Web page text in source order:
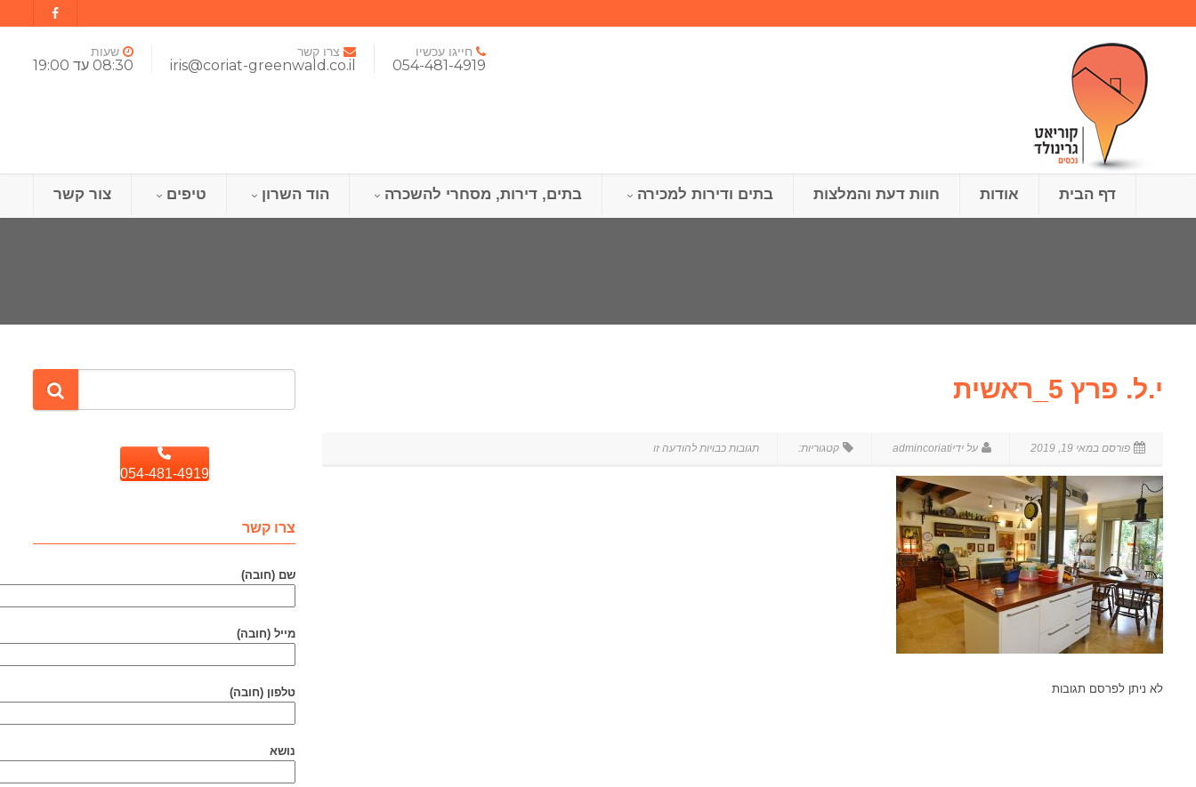
חייגו עכשיו
054-481-4919
צרו קשר
iris@coriat-greenwald.co.il
שעות
08:30 עד 19:00
צור קשר טיפים הוד השרון בתים, דירות, מסחרי להשכרה בתים ודירות למכירה חוות דעת והמלצות אודות דף הבית
י.ל. פרץ 5_ראשית
לא ניתן לפרסם תגובות
054-481-4919
צרו קשר
שם (חובה)
מייל (חובה)
טלפון (חובה)
נושא